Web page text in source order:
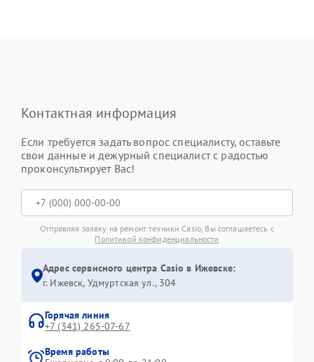
Контактная информация
Если требуется задать вопрос специалисту, оставьте
свои данные и дежурный специалист с радостью
проконсультирует Вас!
Отправляя заявку на ремонт техники Casio, Вы соглашаетесь с
Политикой конфиденциальности
Адрес сервисного центра Casio в Ижевске:
г. Ижевск, Удмуртская ул., 304
Горячая линия
+7 (341) 265-07-67
Время работы